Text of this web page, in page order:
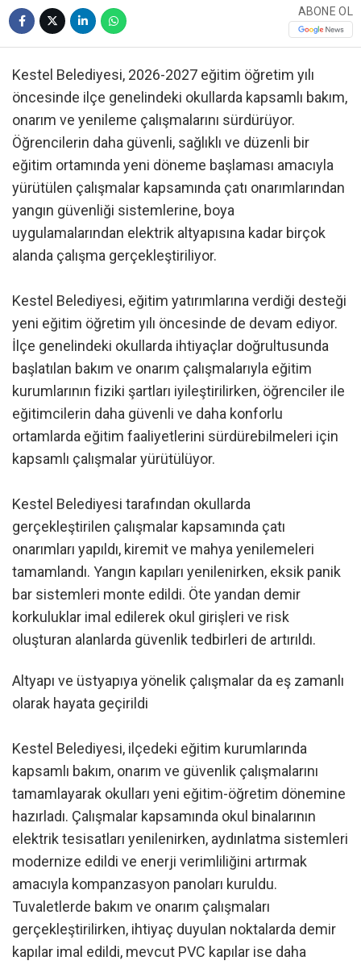
ABONE OL
Kestel Belediyesi, 2026-2027 eğitim öğretim yılı
öncesinde ilçe genelindeki okullarda kapsamlı bakım,
onarım ve yenileme çalışmalarını sürdürüyor.
Öğrencilerin daha güvenli, sağlıklı ve düzenli bir
eğitim ortamında yeni döneme başlaması amacıyla
yürütülen çalışmalar kapsamında çatı onarımlarından
yangın güvenliği sistemlerine, boya
uygulamalarından elektrik altyapısına kadar birçok
alanda çalışma gerçekleştiriliyor.
Kestel Belediyesi, eğitim yatırımlarına verdiği desteği
yeni eğitim öğretim yılı öncesinde de devam ediyor.
İlçe genelindeki okullarda ihtiyaçlar doğrultusunda
başlatılan bakım ve onarım çalışmalarıyla eğitim
kurumlarının fiziki şartları iyileştirilirken, öğrenciler ile
eğitimcilerin daha güvenli ve daha konforlu
ortamlarda eğitim faaliyetlerini sürdürebilmeleri için
kapsamlı çalışmalar yürütülüyor.
Kestel Belediyesi tarafından okullarda
gerçekleştirilen çalışmalar kapsamında çatı
onarımları yapıldı, kiremit ve mahya yenilemeleri
tamamlandı. Yangın kapıları yenilenirken, eksik panik
bar sistemleri monte edildi. Öte yandan demir
korkuluklar imal edilerek okul girişleri ve risk
oluşturan alanlarda güvenlik tedbirleri de artırıldı.
Altyapı ve üstyapıya yönelik çalışmalar da eş zamanlı
olarak hayata geçirildi
Kestel Belediyesi, ilçedeki eğitim kurumlarında
kapsamlı bakım, onarım ve güvenlik çalışmalarını
tamamlayarak okulları yeni eğitim-öğretim dönemine
hazırladı. Çalışmalar kapsamında okul binalarının
elektrik tesisatları yenilenirken, aydınlatma sistemleri
modernize edildi ve enerji verimliliğini artırmak
amacıyla kompanzasyon panoları kuruldu.
Tuvaletlerde bakım ve onarım çalışmaları
gerçekleştirilirken, ihtiyaç duyulan noktalarda demir
kapılar imal edildi, mevcut PVC kapılar ise daha